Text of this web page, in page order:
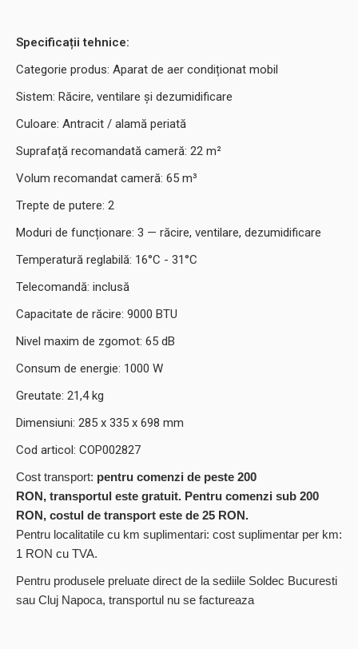
Specificații tehnice:
Categorie produs: Aparat de aer condiționat mobil
Sistem: Răcire, ventilare și dezumidificare
Culoare: Antracit / alamă periată
Suprafață recomandată cameră: 22 m²
Volum recomandat cameră: 65 m³
Trepte de putere: 2
Moduri de funcționare: 3 — răcire, ventilare, dezumidificare
Temperatură reglabilă: 16°C - 31°C
Telecomandă: inclusă
Capacitate de răcire: 9000 BTU
Nivel maxim de zgomot: 65 dB
Consum de energie: 1000 W
Greutate: 21,4 kg
Dimensiuni: 285 x 335 x 698 mm
Cod articol: COP002827
Cost transport: pentru comenzi de peste 200
RON, transportul este gratuit. Pentru comenzi sub 200
RON, costul de transport este de 25 RON.
Pentru localitatile cu km suplimentari: cost suplimentar per km:
1 RON cu TVA.
Pentru produsele preluate direct de la sediile Soldec Bucuresti
sau Cluj Napoca, transportul nu se factureaza